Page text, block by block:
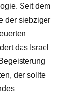
Seit dem
der siebziger
das Israel
der sollte